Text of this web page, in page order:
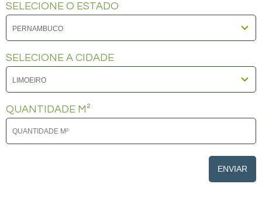
SELECIONE O ESTADO
SELECIONE A CIDADE
QUANTIDADE M²
ENVIAR